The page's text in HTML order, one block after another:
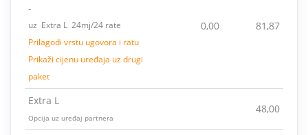
-
uz Extra L 24mj/24 rate
Prilagodi vrstu ugovora i ratu
Prikaži cijenu uređaja uz drugi
paket
0,00 81,87
Extra L
Opcija uz uređaj partnera
48,00